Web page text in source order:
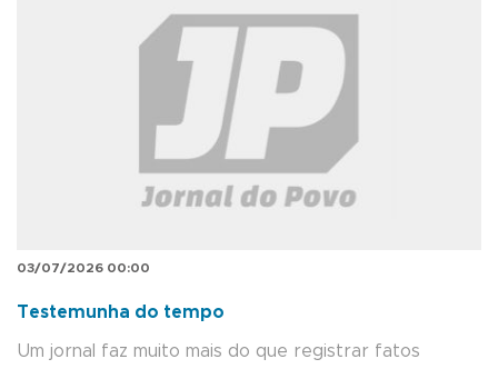
03/07/2026 00:00
Testemunha do tempo
Um jornal faz muito mais do que registrar fatos